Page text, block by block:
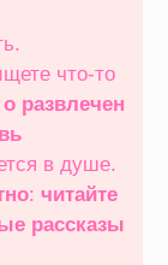
что‑то
развлечен
в душе.
: читайте
рассказы